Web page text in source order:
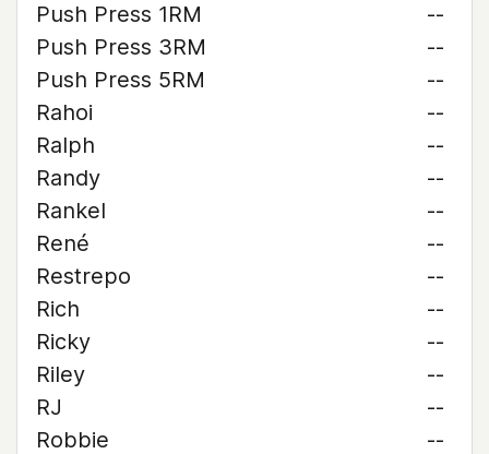
Push Press 1RM
--
Push Press 3RM
--
Push Press 5RM
--
Rahoi
--
Ralph
--
Randy
--
Rankel
--
René
--
Restrepo
--
Rich
--
Ricky
--
Riley
--
RJ
--
Robbie
--